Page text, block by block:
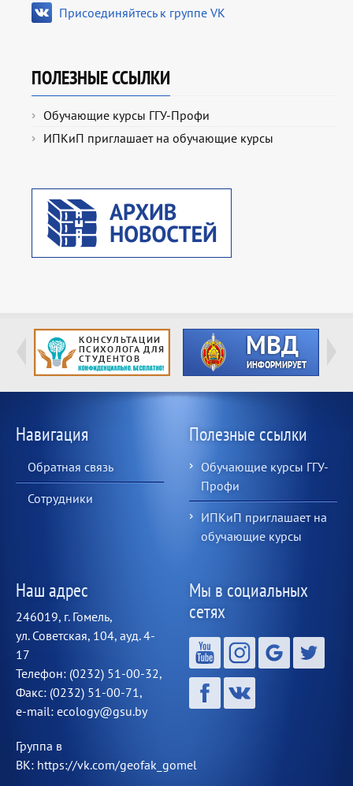
Присоединяйтесь к группе VK
ПОЛЕЗНЫЕ ССЫЛКИ
Обучающие курсы ГГУ-Профи
ИПКиП приглашает на обучающие курсы
Навигация
Обратная связь
Сотрудники
Полезные ссылки
Обучающие курсы ГГУ-
Профи
ИПКиП приглашает на
обучающие курсы
Наш адрес
246019, г. Гомель,
ул. Советская, 104, ауд. 4-
17
Телефон: (0232) 51-00-32,
Факс: (0232) 51-00-71,
e-mail: ecology@gsu.by
Группа в
ВК: https://vk.com/geofak_gomel
Мы в социальных
сетях